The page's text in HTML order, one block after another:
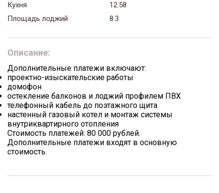
Кухня
12.58
Площадь лоджий
8.3
Описание:
Дополнительные платежи включают:
проектно-изыскательские работы
домофон
остекление балконов и лоджий профилем ПВХ
телефонный кабель до поэтажного щита
настенный газовый котел и монтаж системы
внутриквартирного отопления
Стоимость платежей: 80 000 рублей.
Дополнительные платежи входят в основную
стоимость.